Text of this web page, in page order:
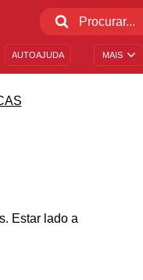
MAIS
AUTOAJUDA
Estar lado a